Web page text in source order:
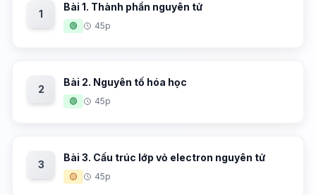
1
Bài 1. Thành phần nguyên tử
🟢 45p
2
Bài 2. Nguyên tố hóa học
🟢 45p
3
Bài 3. Cấu trúc lớp vỏ electron nguyên tử
🟡 45p